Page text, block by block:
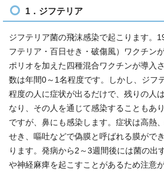
1．ジフテリア
ジフテリア菌の飛沫感染で起こります。
フテリア・百日せき・破傷風）ワクチン
ポリオを加えた四種混合ワクチンが導入
数は年間0～1名程度です。しかし、ジフ
程度の人に症状が出るだけで、残りの人
なり、その人を通じて感染することもあ
ですが、鼻にも感染します。症状は高熱
せき、嘔吐などで偽膜と呼ばれる膜がで
ります。発病から2～3週間後には菌の出
や神経麻痺を起こすことがあるため注意が